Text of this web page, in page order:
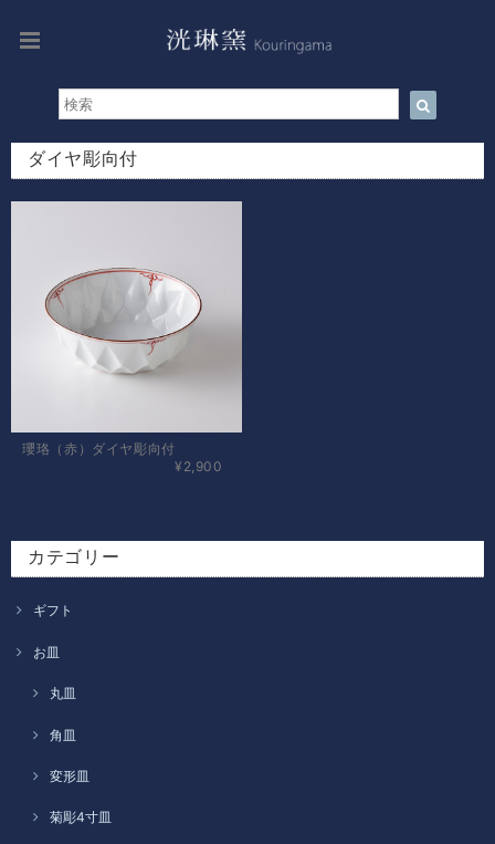
ダイヤ彫向付
瓔珞（赤）ダイヤ彫向付
¥2,900
カテゴリー
ギフト
お皿
丸皿
角皿
変形皿
菊彫4寸皿